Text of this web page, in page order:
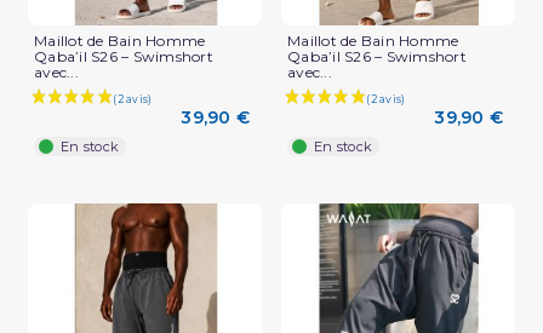
Maillot de Bain Homme
Qaba’il S26 – Swimshort
avec...
39,90 €
En stock
Maillot de Bain Homme
Qaba’il S26 – Swimshort
avec...
39,90 €
En stock